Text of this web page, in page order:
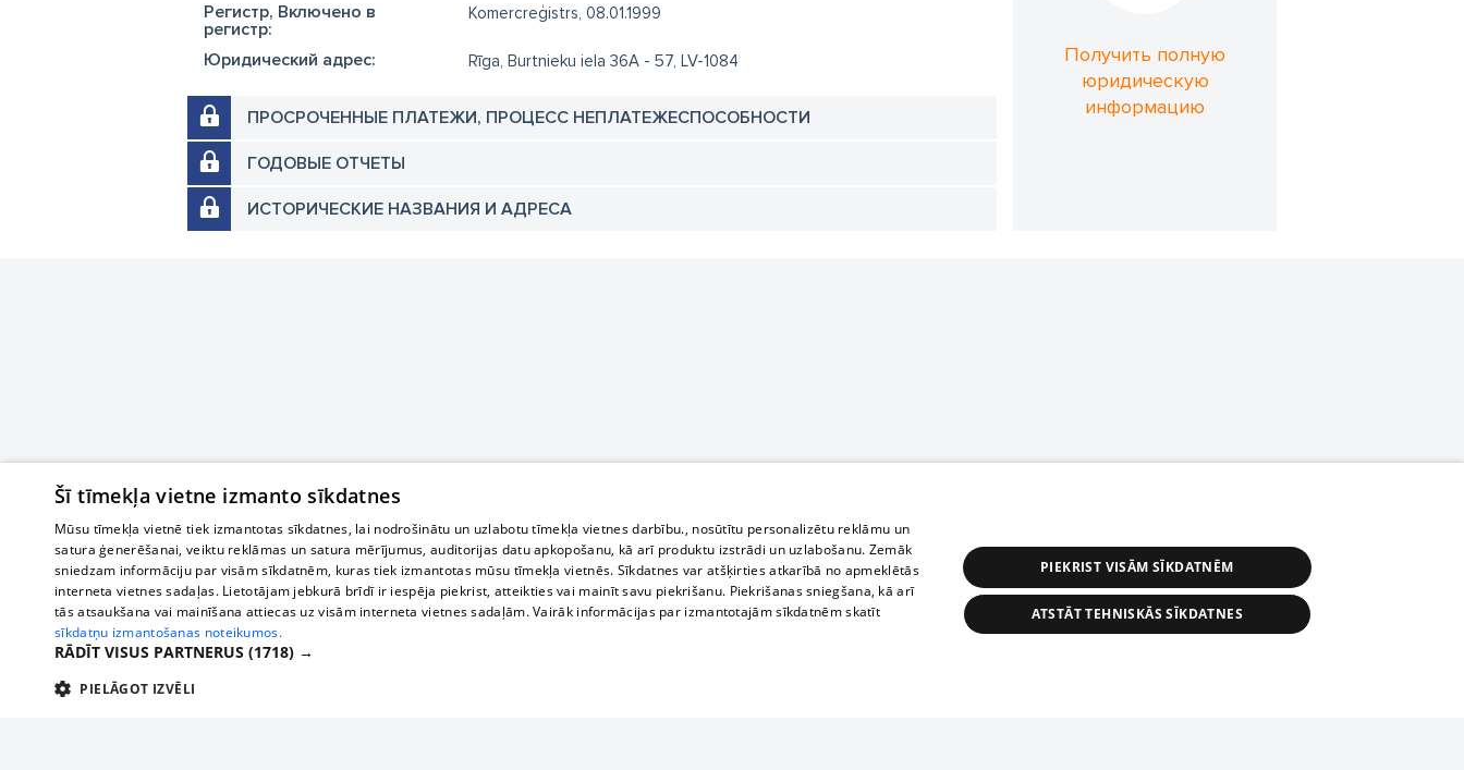
Регистр, Включено в
регистр:
Komercreģistrs, 08.01.1999
Юридический адрес: Rīga, Burtnieku iela 36A - 57, LV-1084
ПРОСРОЧЕННЫЕ ПЛАТЕЖИ, ПРОЦЕСС НЕПЛАТЕЖЕСПОСОБНОСТИ
ГОДОВЫЕ ОТЧЕТЫ
ИСТОРИЧЕСКИЕ НАЗВАНИЯ И АДРЕСА
Получить полную
юридическую
информацию
Šī tīmekļa vietne izmanto sīkdatnes
Mūsu tīmekļa vietnē tiek izmantotas sīkdatnes, lai nodrošinātu un uzlabotu tīmekļa vietnes darbību., nosūtītu personalizētu reklāmu un
satura ģenerēšanai, veiktu reklāmas un satura mērījumus, auditorijas datu apkopošanu, kā arī produktu izstrādi un uzlabošanu. Zemāk
sniedzam informāciju par visām sīkdatnēm, kuras tiek izmantotas mūsu tīmekļa vietnēs. Sīkdatnes var atšķirties atkarībā no apmeklētās
interneta vietnes sadaļas. Lietotājam jebkurā brīdī ir iespēja piekrist, atteikties vai mainīt savu piekrišanu. Piekrišanas sniegšana, kā arī
tās atsaukšana vai mainīšana attiecas uz visām interneta vietnes sadaļām. Vairāk informācijas par izmantotajām sīkdatnēm skatīt
sīkdatņu izmantošanas noteikumos.
RĀDĪT VISUS PARTNERUS (1718) →
PIELĀGOT IZVĒLI
PIEKRIST VISĀM SĪKDATNĒM
ATSTĀT TEHNISKĀS SĪKDATNES